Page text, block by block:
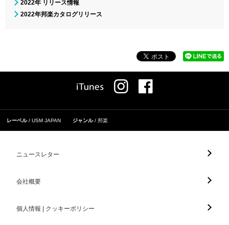
2022年 リリース情報
2022年邦楽カタログリリース
レーベル USM JAPAN ジャンル 邦楽
ニュースレター
会社概要
個人情報 | クッキーポリシー